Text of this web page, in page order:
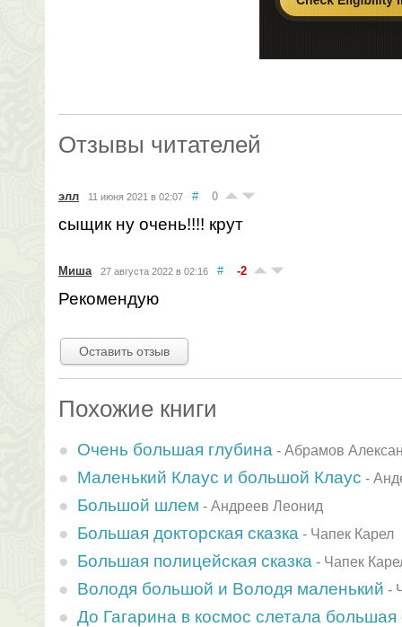
Отзывы читателей
элл 11 июня 2021 в 02:07 # 0
сыщик ну очень!!!! крут
Миша 27 августа 2022 в 02:16 # -2
Рекомендую
Оставить отзыв
Похожие книги
Очень большая глубина - Абрамов
Маленький Клаус и большой Клаус -
Большой шлем - Андреев Леонид
Большая докторская сказка - Чапек Карел
Большая полицейская сказка - Чапек
Володя большой и Володя маленький -
До Гагарина в космос слетала большая